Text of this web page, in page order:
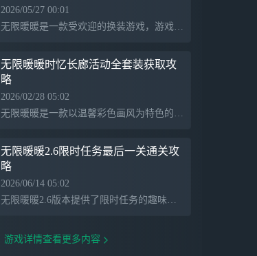
间，种植、采星、养鱼……这里不只是一座
岛，更是以奇想力编织的，会呼吸的梦想。
【平台跳跃】每一次跃起，都是新的冒险
无论身处森罗万象的奇迹大陆，还是神秘奇
诡的空间幻境，用不同的能力组合解构关卡
的精妙设计，在起落之间发现新的奥秘。
或者开一局小游戏......在这里，感受微风与
鸟鸣，尽情享受无忧无虑的静谧时光。
【联机开放】旅途有回声，灵魂不再独行
同行，还是自在独往，旅途都充满乐趣。
2026/05/27 00:01
无限暖暖是一款受欢迎的换装游戏，游戏中展示了不同风格的角色，包括活泼可爱的大小姐、腹黑冷艳的二小姐、清冷心善的三小姐和妩媚多姿的四小姐。玩家们对这些角色的独特魅力和穿衣搭配充满期待，无法抗拒为暖暖选择新衣服的诱惑。
无限暖暖时忆长廊活动全套装获取攻
略
2026/02/28 05:02
无限暖暖是一款以温馨彩色画风为特色的休闲益智游戏，包含限时活动、套装和装饰物等丰富内容，玩家通过花费星石或钻石获取各种服装、手持物和摆饰，体验温暖、浪漫的游戏氛围和多样的互动玩法。
无限暖暖2.6限时任务最后一关通关攻
略
2026/06/14 05:02
无限暖暖2.6版本提供了限时任务的趣味玩法，玩家需根据赐福效果在一回合内吸收任意一整行或一整列的招待礼，完成后场上剩余的招待礼满意度将永久翻倍。重点在于被吸收的普通招待礼需排成完整一行或一列。通过组合不同的招待礼，可以实现更高的得分和解锁更多格子，最终达到游戏目标。
游戏详情查看更多内容